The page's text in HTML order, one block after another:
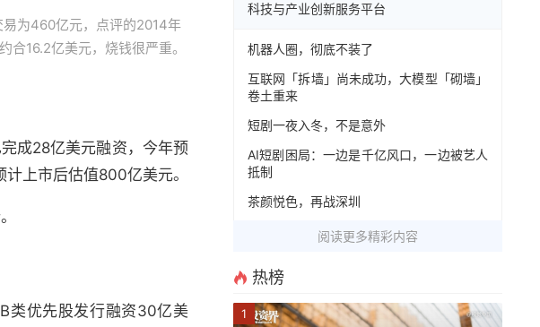
易为460亿元，点评的2014年
16.2亿美元，烧钱很严重。
成28亿美元融资，今年预
上市后估值800亿美元。
类优先股发行融资30亿美
科技与产业创新服务平台
机器人圈，彻底不装了
互联网「拆墙」尚未成功，大模型「砌墙」
卷土重来
短剧一夜入冬，不是意外
AI短剧困局：一边是千亿风口，一边被艺人
抵制
茶颜悦色，再战深圳
阅读更多精彩内容
热榜
1